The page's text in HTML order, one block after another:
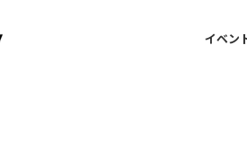
イベン